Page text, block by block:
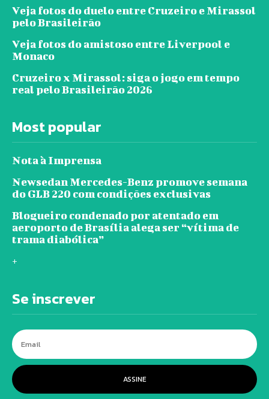
Veja fotos do duelo entre Cruzeiro e Mirassol
pelo Brasileirão
Veja fotos do amistoso entre Liverpool e
Monaco
Cruzeiro x Mirassol: siga o jogo em tempo
real pelo Brasileirão 2026
Most popular
Nota à Imprensa
Newsedan Mercedes-Benz promove semana
do GLB 220 com condições exclusivas
Blogueiro condenado por atentado em
aeroporto de Brasília alega ser “vítima de
trama diabólica”
+
Se inscrever
ASSINE